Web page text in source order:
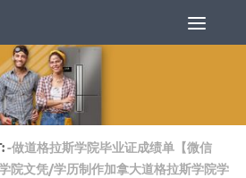
-做道格拉斯学院毕业证成绩单【微信
院文凭/学历制作加拿大道格拉斯学院学